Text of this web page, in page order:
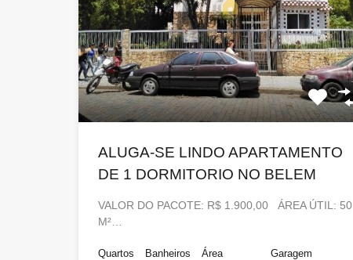
ALUGA-SE LINDO APARTAMENTO
DE 1 DORMITORIO NO BELEM
VALOR DO PACOTE: R$ 1.900,00 ÁREA ÚTIL: 50
M²…
Quartos
Banheiros
Área
Garagem